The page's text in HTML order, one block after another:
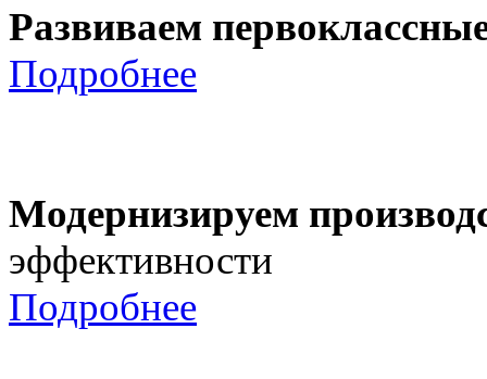
Развиваем
Подробнее
Модернизируем
эффективности
Подробнее